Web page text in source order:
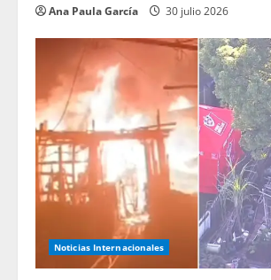
Ana Paula García 30 julio 2026
Noticias Internacionales